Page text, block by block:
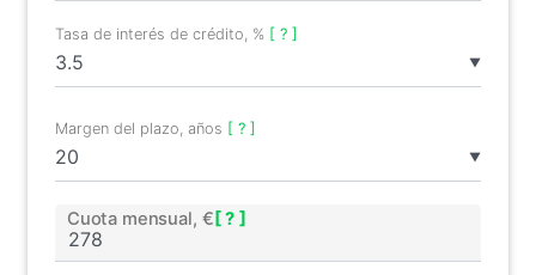
▼
Tasa de interés de crédito, % [ ? ]
▼
Margen del plazo, años [ ? ]
Cuota mensual, € [ ? ]